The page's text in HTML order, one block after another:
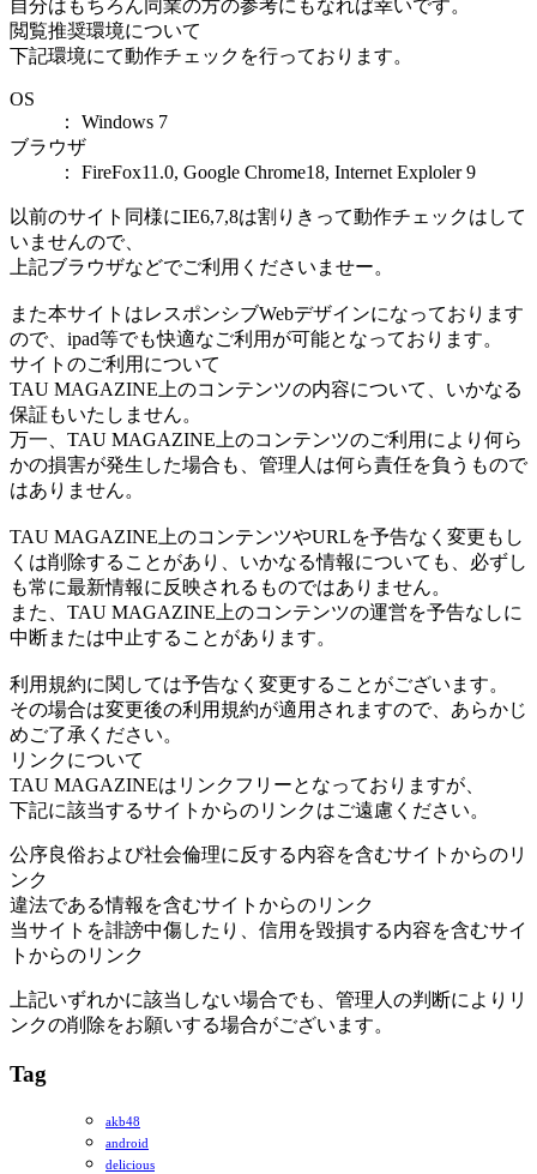
自分はもちろん同業の方の参考にもなれば幸いです。
閲覧推奨環境について
下記環境にて動作チェックを行っております。
OS
： Windows 7
ブラウザ
： FireFox11.0, Google Chrome18, Internet Exploler 9
以前のサイト同様にIE6,7,8は割りきって動作チェックはして
いませんので、
上記ブラウザなどでご利用くださいませー。
また本サイトはレスポンシブWebデザインになっております
ので、ipad等でも快適なご利用が可能となっております。
サイトのご利用について
TAU MAGAZINE上のコンテンツの内容について、いかなる
保証もいたしません。
万一、TAU MAGAZINE上のコンテンツのご利用により何ら
かの損害が発生した場合も、管理人は何ら責任を負うもので
はありません。
TAU MAGAZINE上のコンテンツやURLを予告なく変更もし
くは削除することがあり、いかなる情報についても、必ずし
も常に最新情報に反映されるものではありません。
また、TAU MAGAZINE上のコンテンツの運営を予告なしに
中断または中止することがあります。
利用規約に関しては予告なく変更することがございます。
その場合は変更後の利用規約が適用されますので、あらかじ
めご了承ください。
リンクについて
TAU MAGAZINEはリンクフリーとなっておりますが、
下記に該当するサイトからのリンクはご遠慮ください。
公序良俗および社会倫理に反する内容を含むサイトからのリ
ンク
違法である情報を含むサイトからのリンク
当サイトを誹謗中傷したり、信用を毀損する内容を含むサイ
トからのリンク
上記いずれかに該当しない場合でも、管理人の判断によりリ
ンクの削除をお願いする場合がございます。
Tag
akb48
android
delicious